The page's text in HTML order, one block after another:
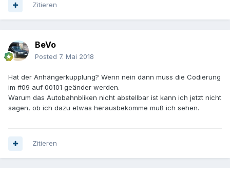
Zitieren
BeVo
Posted 7. Mai 2018
Hat der Anhängerkupplung? Wenn nein dann muss die Codierung
im #09 auf 00101 geänder werden.
Warum das Autobahnbliken nicht abstellbar ist kann ich jetzt nicht
sagen, ob ich dazu etwas herausbekomme muß ich sehen.
Zitieren